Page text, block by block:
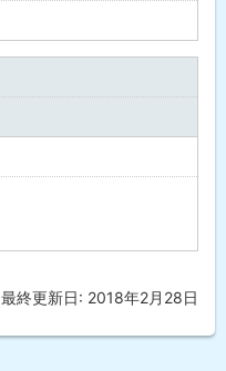
最終更新日: 2018年2月28日